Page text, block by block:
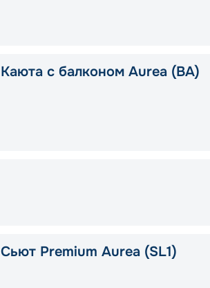
Каюта с балконом Aurea (BA)
Сьют Premium Aurea (SL1)